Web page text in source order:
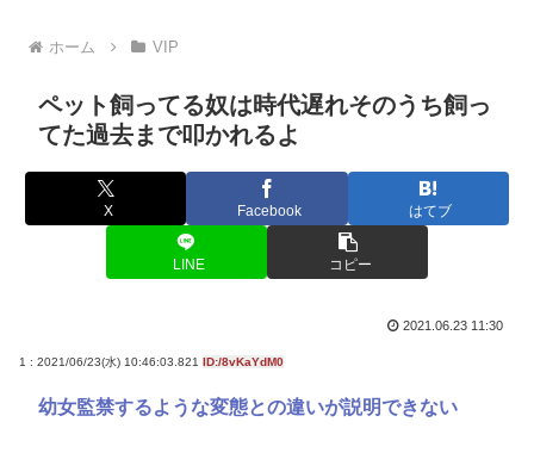
ホーム VIP
ペット飼ってる奴は時代遅れそのうち飼っ
てた過去まで叩かれるよ
X Facebook はてブ
LINE コピー
2021.06.23 11:30
1 : 2021/06/23(水) 10:46:03.821 ID:/8vKaYdM0
幼女監禁するような変態との違いが説明できない